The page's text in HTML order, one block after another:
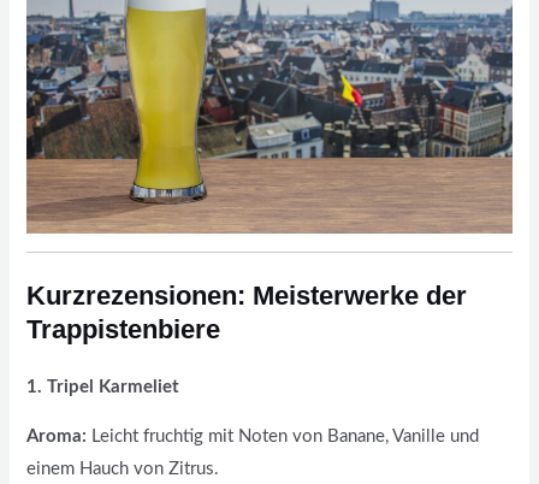
Kurzrezensionen: Meisterwerke der
Trappistenbiere
1. Tripel Karmeliet
Aroma: Leicht fruchtig mit Noten von Banane, Vanille und
einem Hauch von Zitrus.